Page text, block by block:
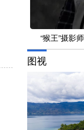
“猴王”摄影
图视